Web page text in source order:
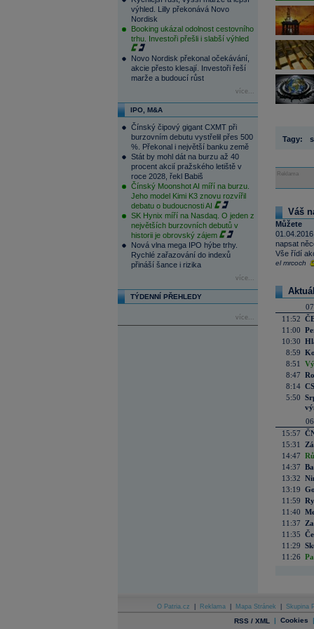
výhled. Lilly překonává Novo
Nordisk
Booking ukázal odolnost cestovního
trhu. Investoři přešli i slabší výhled
Novo Nordisk překonal očekávání,
akcie přesto klesají. Investoři řeší
marže a budoucí růst
více...
IPO, M&A
Čínský čipový gigant CXMT při
burzovním debutu vystřelil přes 500
%. Překonal i největší banku země
Stát by mohl dát na burzu až 40
procent akcií pražského letiště v
roce 2028, řekl Babiš
Čínský Moonshot AI míří na burzu.
Jeho model Kimi K3 znovu rozvířil
debatu o budoucnosti AI
SK Hynix míří na Nasdaq. O jeden z
největších burzovních debutů v
historii je obrovský zájem
Nová vlna mega IPO hýbe trhy.
Rychlé zařazování do indexů
přináší šance i rizika
více...
TÝDENNÍ PŘEHLEDY
více...
Tagy:
Reklama
Váš
Můžete
napsat
Vše řídí
el mrcoch
11:52
11:00
10:30
8:59
8:51
8:47
8:14
5:50
15:57
15:31
14:47
14:37
13:32
13:19
11:59
11:40
11:37
11:35
11:29
11:26
O Patria.cz Reklama Mapa Stránek Skupina
RSS / XML | Cookies |